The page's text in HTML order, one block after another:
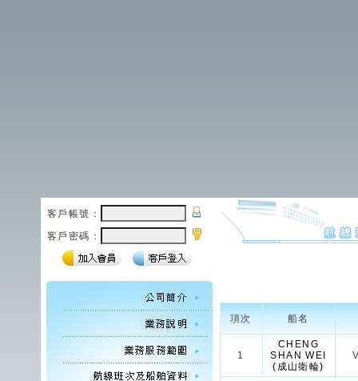
客戶帳號：
客戶密碼：
項次 船名
1
CHENG
SHAN WEI
(成山衛輪)